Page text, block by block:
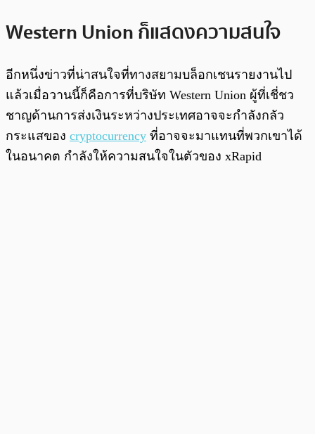
Western Union ก็แสดงความสนใจ
อีกหนึ่งข่าวที่น่าสนใจที่ทางสยามบล็อกเชนรายงานไป
แล้วเมื่อวานนี้ก็คือการที่บริษัท Western Union ผู้ที่เชี่ชว
ชาญด้านการส่งเงินระหว่างประเทศอาจจะกำลังกลัว
กระแสของ cryptocurrency ที่อาจจะมาแทนที่พวกเขาได้
ในอนาคต กำลังให้ความสนใจในตัวของ xRapid